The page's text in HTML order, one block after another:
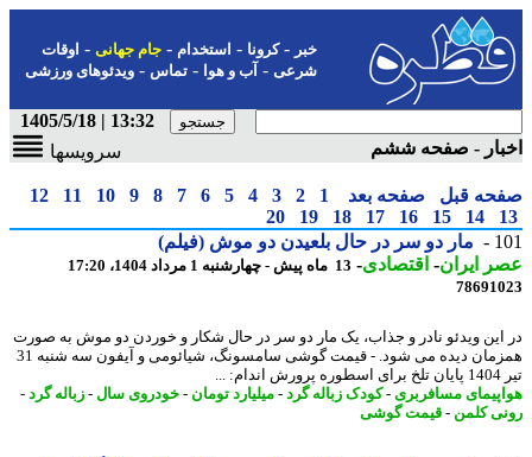
-کرونا-استخدام- جام جهانی-اوقات
شرعی-آب و هوا-تماس-ویدئوهای ورزشی
13:32 | 1405/5/18
- صفحه ششم
سرویسها
قبل صفحه بعد 1
2
3
4
5
6
7
8
9
10
11
12
14
15
16
17
18
19
20
مار دو سر در حال بلعیدن دو موش (فیلم)
ایران- اقتصادی-13 ماه پیش - چهارشنبه 1 مرداد 1404، 17:20
ویدئو نادر و جذاب، یک مار دو سر در حال شکار و خوردن دو موش به صورت
همزمان دیده می شود. - قیمت گوشی سامسونگ، شیائومی و آیفون سه شنبه 31
مسافربری - کودک زباله گرد-میلیارد تومان-خودروی سال -زباله گرد-
کلمن-قیمت گوشی